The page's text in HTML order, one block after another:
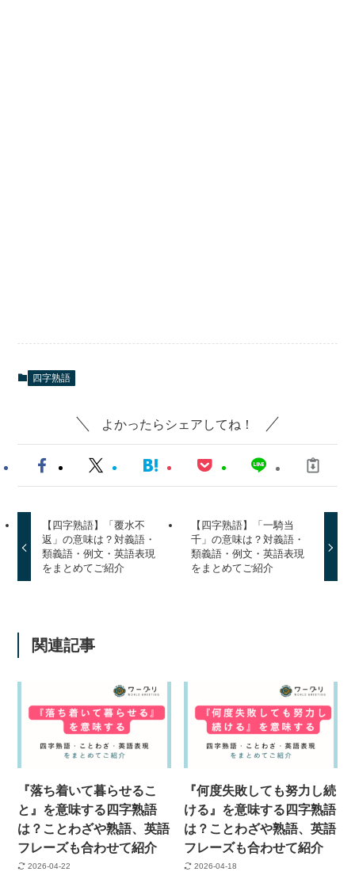
四字熟語
よかったらシェアしてね！
【四字熟語】「覆水不
返」の意味は？対義語・
類義語・例文・英語表現
をまとめてご紹介
【四字熟語】「一騎当
千」の意味は？対義語・
類義語・例文・英語表現
をまとめてご紹介
関連記事
『落ち着いて暮らせるこ
と』を意味する四字熟語
は？ことわざや熟語、英語
フレーズも合わせて紹介
2026-04-22
『何度失敗しても努力し続
ける』を意味する四字熟語
は？ことわざや熟語、英語
フレーズも合わせて紹介
2026-04-18